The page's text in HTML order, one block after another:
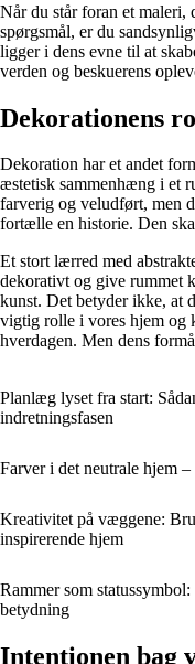
Når du står foran et
spørgsmål, er du
ligger i dens evne til at
verden og beskuerens
Dekorationens
Dekoration har et andet
æstetisk sammenhæng i et
farverig og veludført, men
fortælle en historie. Den
Et stort lærred med
dekorativt og give rummet
kunst. Det betyder ikke, at
vigtig rolle i vores hjem og
hverdagen. Men dens
Planlæg lyset fra start:
indretningsfasen
Farver i det neutrale hjem
Kreativitet på væggene:
inspirerende hjem
Rammer som
betydning
Intentionen bag